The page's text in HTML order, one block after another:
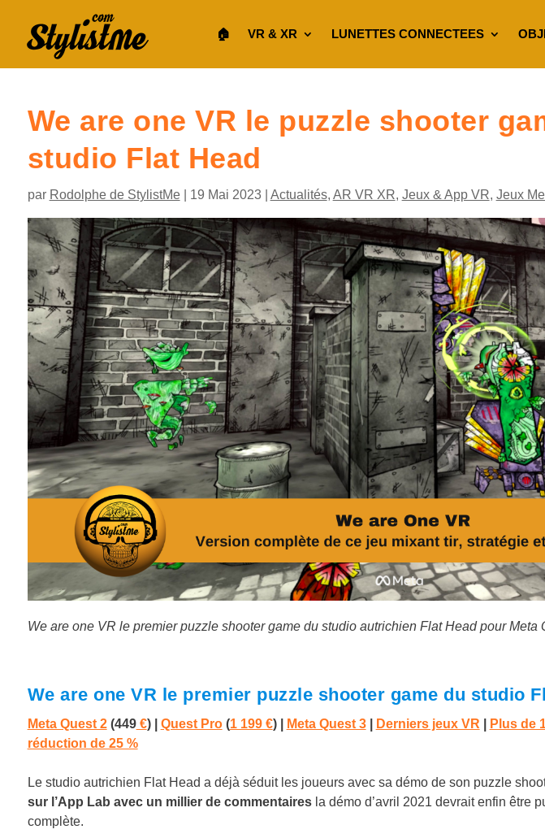
🏠︎ VR & XR LUNETTES CONNECTEES
We are one VR le puzzle shooter
studio Flat Head
par Rodolphe de StylistMe| 19 Mai 2023| Actualités, AR VR XR, Jeux & App VR, Jeux
We are one VR le premier puzzle shooter game du studio autrichien Flat Head pour Meta
We are one VR le premier puzzle shooter game du studio
Meta Quest 2(449€) | Quest Pro(1 199 €)| Meta Quest 3| Derniers jeux VR
Plus de
réduction de 25 %
Le studio autrichien Flat Head a déjà séduit les joueurs avec sa démo de son puzzle
sur l’App Lab avec un millier de commentairesla démo d’avril 2021 devrait enfin être
complète.